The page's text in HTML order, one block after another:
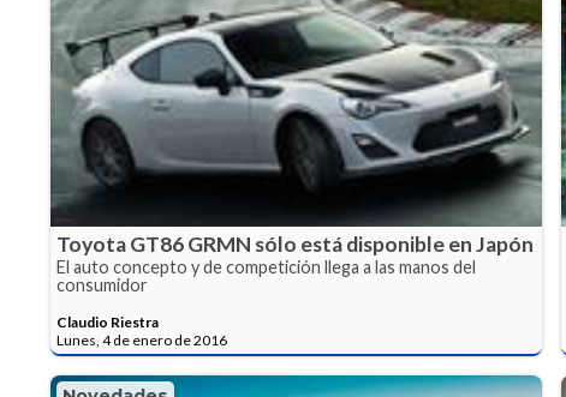
Toyota GT86 GRMN sólo está disponible en Japón
El auto concepto y de competición llega a las manos del
consumidor
Claudio Riestra
Lunes, 4 de enero de 2016